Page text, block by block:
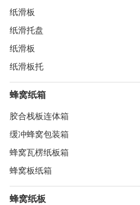
纸滑板
纸滑托盘
纸滑板
纸滑板托
蜂窝纸箱
胶合栈板连体箱
缓冲蜂窝包装箱
蜂窝瓦楞纸板箱
蜂窝板纸箱
蜂窝纸板